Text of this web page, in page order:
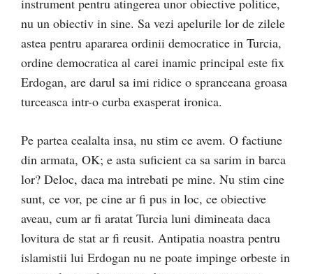
instrument pentru atingerea unor obiective politice,
nu un obiectiv in sine. Sa vezi apelurile lor de zilele
astea pentru apararea ordinii democratice in Turcia,
ordine democratica al carei inamic principal este fix
Erdogan, are darul sa imi ridice o spranceana groasa
turceasca intr-o curba exasperat ironica.
Pe partea cealalta insa, nu stim ce avem. O factiune
din armata, OK; e asta suficient ca sa sarim in barca
lor? Deloc, daca ma intrebati pe mine. Nu stim cine
sunt, ce vor, pe cine ar fi pus in loc, ce obiective
aveau, cum ar fi aratat Turcia luni dimineata daca
lovitura de stat ar fi reusit. Antipatia noastra pentru
islamistii lui Erdogan nu ne poate impinge orbeste in